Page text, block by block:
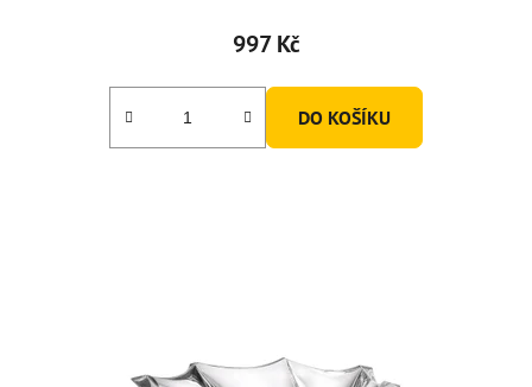
997 Kč
DO KOŠÍKU